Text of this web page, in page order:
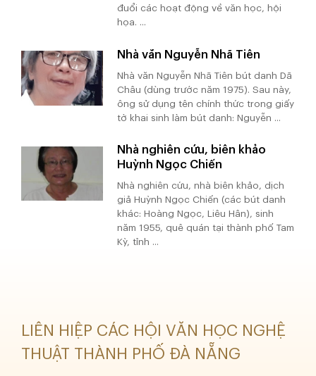
đuổi các hoạt động về văn học, hội
họa. ...
Nhà văn Nguyễn Nhã Tiên
Nhà văn Nguyễn Nhã Tiên bút danh Dã
Châu (dùng trước năm 1975). Sau này,
ông sử dụng tên chính thức trong giấy
tờ khai sinh làm bút danh: Nguyễn ...
Nhà nghiên cứu, biên khảo
Huỳnh Ngọc Chiến
Nhà nghiên cứu, nhà biên khảo, dịch
giả Huỳnh Ngọc Chiến (các bút danh
khác: Hoàng Ngọc, Liêu Hân), sinh
năm 1955, quê quán tại thành phố Tam
Kỳ, tỉnh ...
LIÊN HIỆP CÁC HỘI VĂN HỌC NGHỆ
THUẬT THÀNH PHỐ ĐÀ NẴNG